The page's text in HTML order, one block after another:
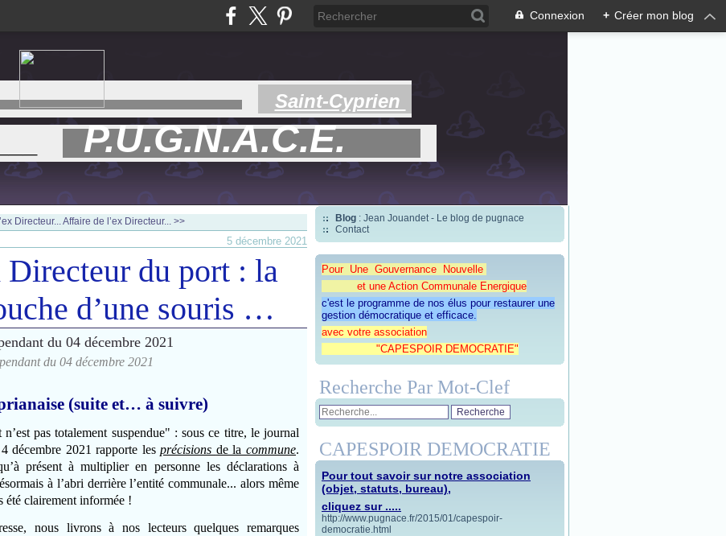
Connexion + Créer mon blog
Saint-Cyprien
P.U.G.N.A.C.E.
Directeur...Affaire de l’ex Directeur... >>
5 décembre 2021
du port : la
d’une souris …
du 04 décembre 2021
(suite et… à suivre)
pas totalement suspendue" : sous ce titre, le journal
décembre 2021 rapporte lesprécisions de lacommune.
présent à multiplier en personne les déclarations à
à l’abri derrière l’entité communale...alors même
été clairement informée !
nous livrons à nos lecteurs quelques remarques
Blog : Jean Jouandet - Le blog de pugnace
Contact
Pour Une Gouvernance Nouvelle
et une Action Communale Energique
c'est le programme de nos élus pour restaurer une
gestion démocratique et efficace.
avec votre association
"CAPESPOIR DEMOCRATIE"
Recherche Par Mot-Clef
CAPESPOIR DEMOCRATIE
Pour tout savoir sur notre association
(objet, statuts, bureau),
cliquez sur .....
http://www.pugnace.fr/2015/01/capespoir-
democratie.html